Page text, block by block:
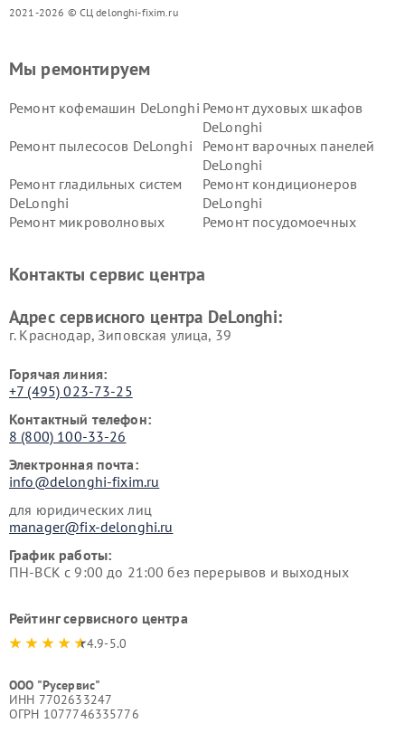
2021-2026 © СЦ delonghi-fixim.ru
Мы ремонтируем
Ремонт кофемашин DeLonghi Ремонт духовых шкафов
DeLonghi
Ремонт пылесосов DeLonghi
Ремонт варочных панелей
DeLonghi
Ремонт гладильных систем
DeLonghi
Ремонт кондиционеров
DeLonghi
Ремонт микроволновых
Ремонт посудомоечных
DeLonghi
DeLonghi
Контакты сервис центра
Адрес сервисного центра DeLonghi:
г. Краснодар, Зиповская улица, 39
Горячая линия:
+7 (495) 023-73-25
Контактный телефон:
8 (800) 100-33-26
Электронная почта:
info@delonghi-fixim.ru
для юридических лиц
manager@fix-delonghi.ru
График работы:
ПН-ВСК с 9:00 до 21:00 без перерывов и выходных
Рейтинг сервисного центра
4.9-5.0
ООО "Русервис"
ИНН 7702633247
ОГРН 1077746335776